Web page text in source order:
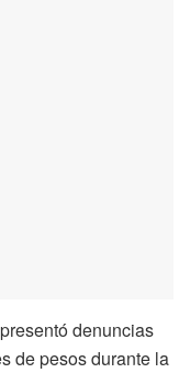
denuncias
de pesos durante la